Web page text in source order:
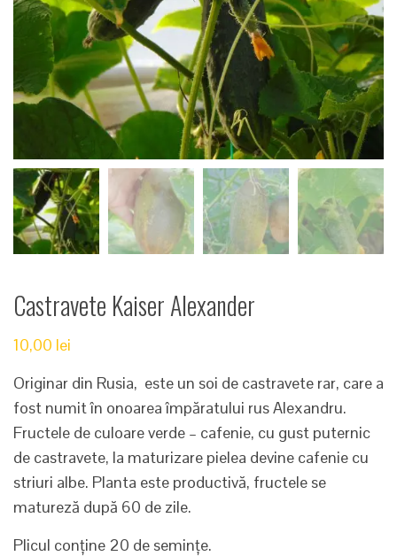
Castravete Kaiser Alexander
10,00 lei
Originar din Rusia, este un soi de castravete rar, care a
fost numit în onoarea împăratului rus Alexandru.
Fructele de culoare verde – cafenie, cu gust puternic
de castravete, la maturizare pielea devine cafenie cu
striuri albe. Planta este productivă, fructele se
matureză după 60 de zile.
Plicul conține 20 de semințe.